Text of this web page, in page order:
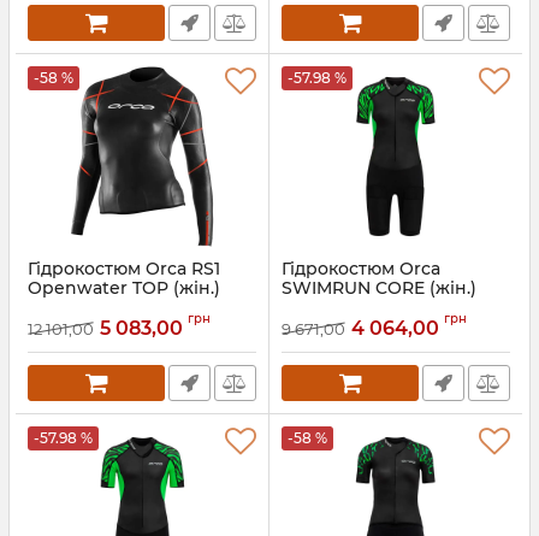
-58 %
Гідрокостюм Orca RS1
Openwater TOP (жін.)
12 101,00 5 083,00 грн
-57.98 %
Гідрокостюм Orca
SWIMRUN CORE (жін.)
9 671,00 4 064,00 грн
-57.98 % -58 %